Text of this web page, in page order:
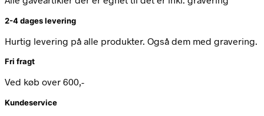
2-4 dages levering
Hurtig levering på alle produkter. Også dem med gravering.
Fri fragt
Ved køb over 600,-
Kundeservice